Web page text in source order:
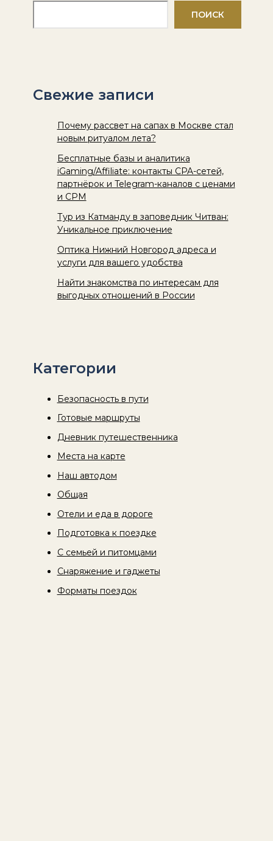
ПОИСК
Свежие записи
Почему рассвет на сапах в Москве стал
новым ритуалом лета?
Бесплатные базы и аналитика
iGaming/Affiliate: контакты CPA-сетей,
партнёрок и Telegram-каналов с ценами
и CPM
Тур из Катманду в заповедник Читван:
Уникальное приключение
Оптика Нижний Новгород адреса и
услуги для вашего удобства
Найти знакомства по интересам для
выгодных отношений в России
Категории
Безопасность в пути
Готовые маршруты
Дневник путешественника
Места на карте
Наш автодом
Общая
Отели и еда в дороге
Подготовка к поездке
С семьей и питомцами
Снаряжение и гаджеты
Форматы поездок